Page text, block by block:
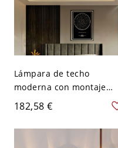
Lámpara de techo
moderna con montaje
empotrado en oro, con
forma circular de cristal y
pantalla de vidrio
transparente - 110 A 120
182,58 €